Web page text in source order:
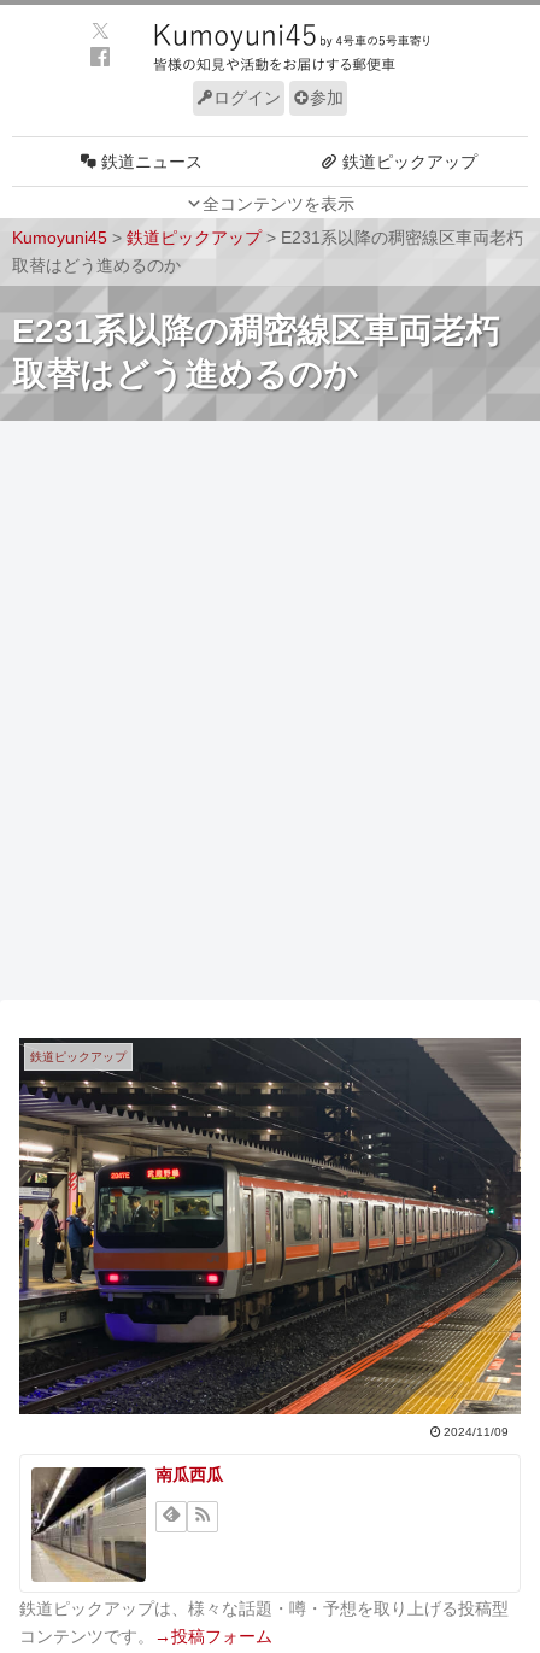
ログイン 参加
全コンテンツを表示
鉄道ニュース 鉄道ピックアップ
車両技術
Kumoyuni45 > 鉄道ピックアップ> E231系以降の稠密線区車両老朽
取替はどう進めるのか
E231系以降の稠密線区車両老朽
取替はどう進めるのか
鉄道ピックアップ
2024/11/09
南瓜西瓜
鉄道ピックアップは、様々な話題・噂・予想を取り上げる投稿型
コンテンツです。
→投稿フォーム